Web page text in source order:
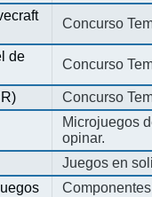
Concurso
de
Concurso
Concurso
Microjuegos
opinar.
Juegos en